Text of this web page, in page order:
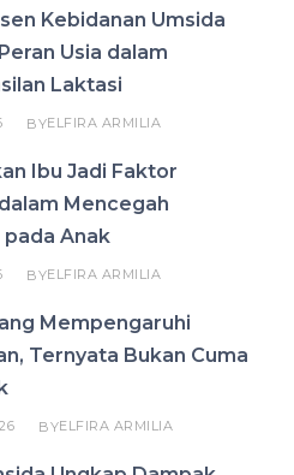
Kebidanan Umsida
Usia dalam
Laktasi
BYELFIRA ARMILIA
Ibu Jadi Faktor
Mencegah
Anak
BYELFIRA ARMILIA
Mempengaruhi
Ternyata Bukan Cuma
BYELFIRA ARMILIA